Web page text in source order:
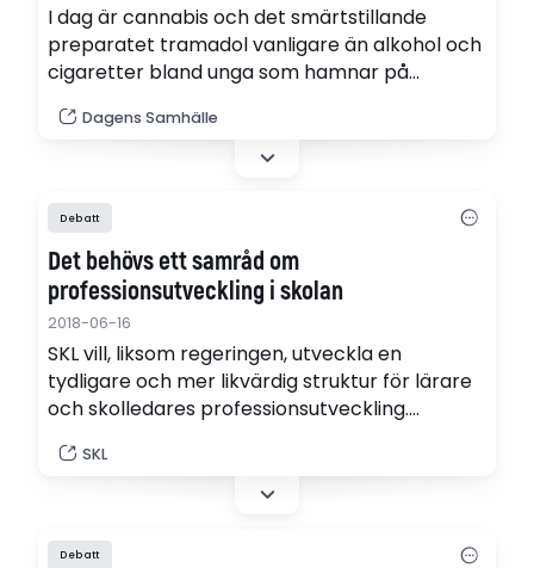
I dag är cannabis och det smärtstillande
preparatet tramadol vanligare än alkohol och
cigaretter bland unga som hamnar på
att förebygga och upptäcka missbruk – som
drogtester i skolan, skriver Antonia Jaksic,
psykiatriberedningen.
Dagens Samhälle
Debatt
Det behövs ett samråd om
professionsutveckling i skolan
2018-06-16
SKL vill, liksom regeringen, utveckla en
tydligare och mer likvärdig struktur för lärare
och skolledares professionsutveckling.
en bra början.
SKL
Debatt